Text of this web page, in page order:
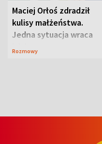
Maciej Orłoś zdradził
kulisy małżeństwa.
Jedna sytuacja wraca
jak bumerang
Rozmowy